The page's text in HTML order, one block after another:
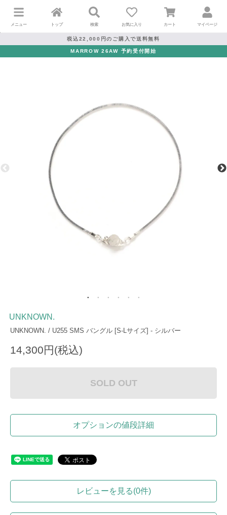
メニュー トップ 検索 お気に入り カート マイページ
税込22,000円のご購入で送料無料
MARROW 26AW 予約受付開始
UNKNOWN.
UNKNOWN. / U255 SMS バングル [S-Lサイズ] - シルバー
14,300円(税込)
SOLD OUT
オプションの値段詳細
レビューを見る(0件)